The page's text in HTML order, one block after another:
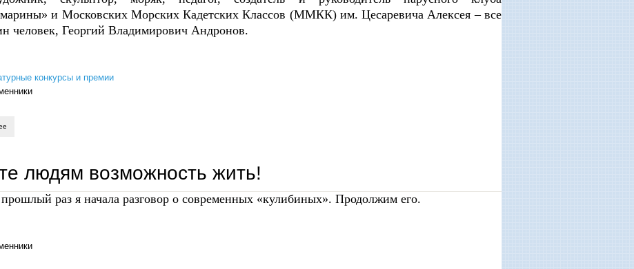
и Московских Морских Кадетских Классов (ММКК) им. Цесаревича Алексея – все
человек, Георгий Владимирович Андронов.
конкурсы и премии
людям возможность жить!
раз я начала разговор о современных «кулибиных». Продолжим его.